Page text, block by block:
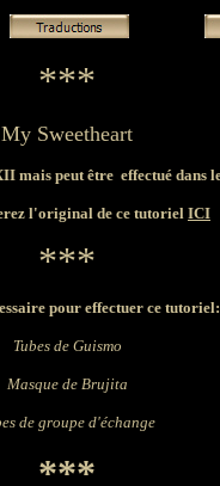
***
My Sweetheart
mais peut être effectué dans
l'original de ce tutoriel ICI
***
pour effectuer ce tutoriel:
Tubes de Guismo
Masque de Brujita
de groupe d'échange
***